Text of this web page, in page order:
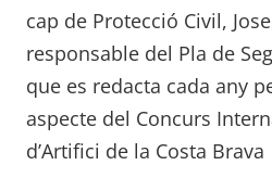
cap de Protecció Civil,
responsable del Pla de
que es redacta cada any
aspecte del Concurs
d’Artifici de la Costa Brava